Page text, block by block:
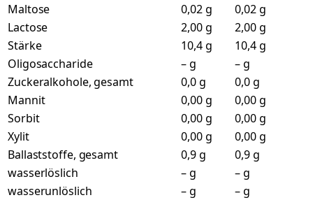
Maltose
0,02 g
0,02 g
Lactose
2,00 g
2,00 g
Stärke
10,4 g
10,4 g
Oligosaccharide
– g
– g
Zuckeralkohole, gesamt
0,0 g
0,0 g
Mannit
0,00 g
0,00 g
Sorbit
0,00 g
0,00 g
Xylit
0,00 g
0,00 g
Ballaststoffe, gesamt
0,9 g
0,9 g
wasserlöslich
– g
– g
wasserunlöslich
– g
– g